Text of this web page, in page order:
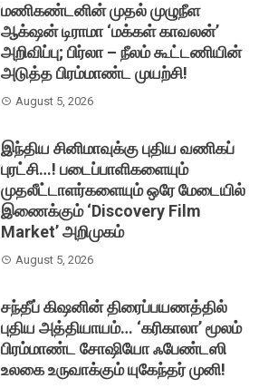
மணிகண்டனின் முதல் முழுநீள
ஆக்‌ஷன் டிராமா ‘மக்கள் காவலன்’
அறிவிப்பு; பிர்லா – நீலம் கூட்டணியின்
அடுத்த பிரம்மாண்ட முயற்சி!
August 5, 2026
இந்திய சினிமாவுக்கு புதிய வணிகப்
புரட்சி…! படைப்பாளிகளையும்
முதலீட்டாளர்களையும் ஒரே மேடையில்
இணைக்கும் ‘Discovery Film
Market’ அறிமுகம்
August 5, 2026
சந்தீப் கிஷனின் திரைப்பயணத்தில்
புதிய அத்தியாயம்… ‘கரிகாலா’ மூலம்
பிரம்மாண்ட சோஷியோ ஃபேண்டஸி
உலகை உருவாக்கும் யுகேந்தர் முனி!